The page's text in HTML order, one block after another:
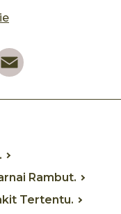
Rambut.
Tertentu.